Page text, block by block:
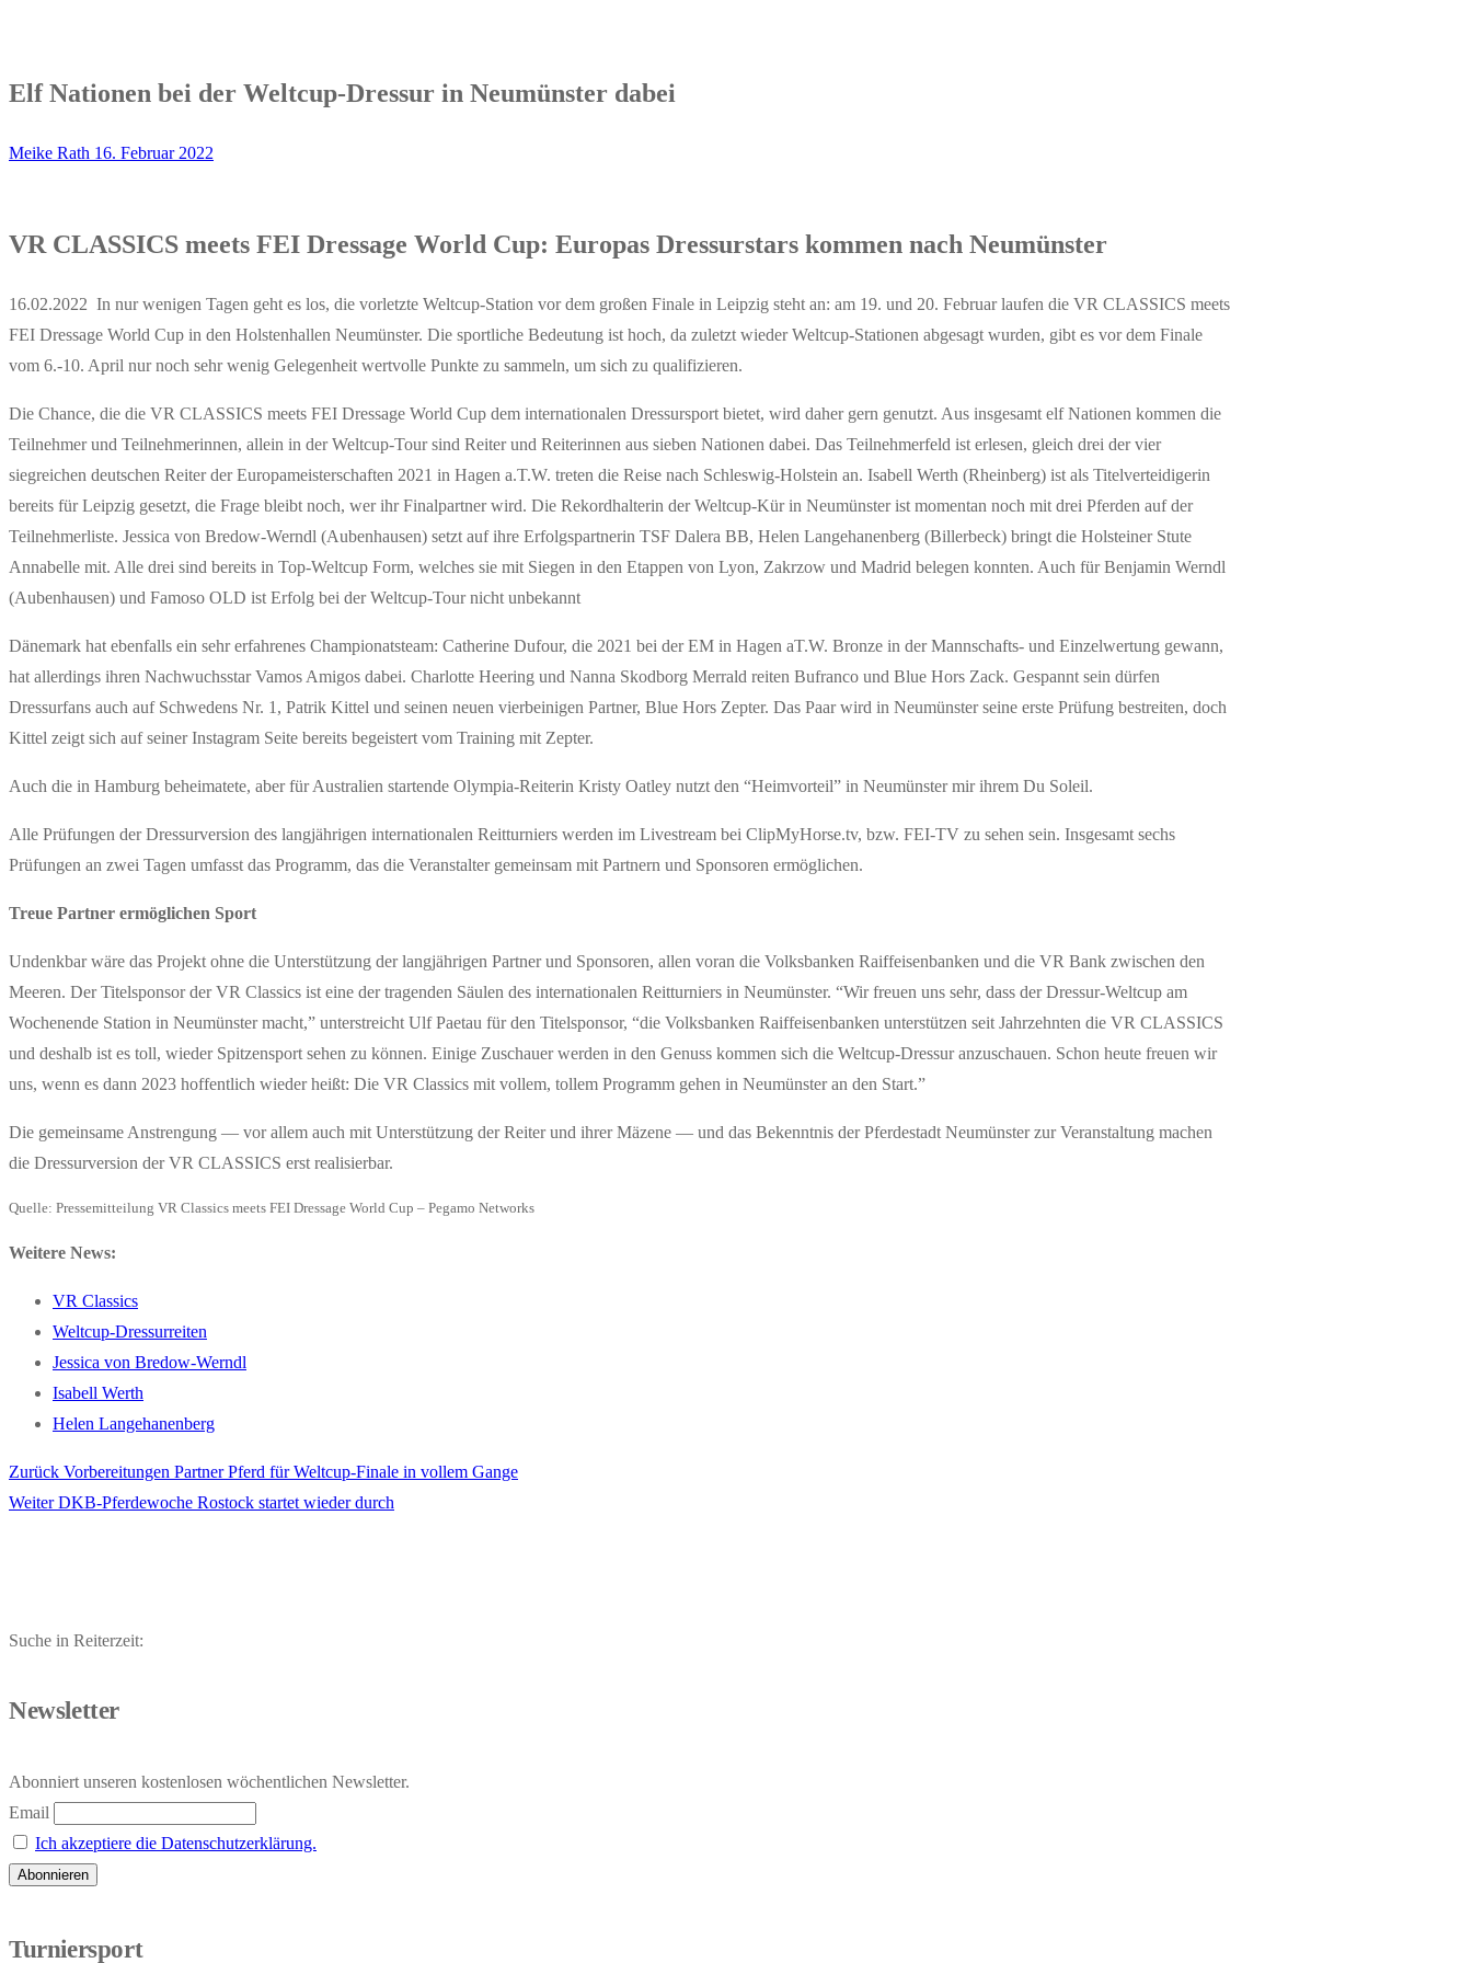
Elf Nationen bei der Weltcup-Dressur in Neumünster dabei
Meike Rath 16. Februar 2022
VR CLASSICS meets FEI Dressage World Cup: Europas Dressurstars kommen nach Neumünster
16.02.2022 In nur wenigen Tagen geht es los, die vorletzte Weltcup-Station vor dem großen Finale in Leipzig steht an: am 19. und 20. Februar laufen die VR CLASSICS meets
FEI Dressage World Cup in den Holstenhallen Neumünster. Die sportliche Bedeutung ist hoch, da zuletzt wieder Weltcup-Stationen abgesagt wurden, gibt es vor dem Finale
vom 6.-10. April nur noch sehr wenig Gelegenheit wertvolle Punkte zu sammeln, um sich zu qualifizieren.
Die Chance, die die VR CLASSICS meets FEI Dressage World Cup dem internationalen Dressursport bietet, wird daher gern genutzt. Aus insgesamt elf Nationen kommen die
Teilnehmer und Teilnehmerinnen, allein in der Weltcup-Tour sind Reiter und Reiterinnen aus sieben Nationen dabei. Das Teilnehmerfeld ist erlesen, gleich drei der vier
siegreichen deutschen Reiter der Europameisterschaften 2021 in Hagen a.T.W. treten die Reise nach Schleswig-Holstein an. Isabell Werth (Rheinberg) ist als Titelverteidigerin
bereits für Leipzig gesetzt, die Frage bleibt noch, wer ihr Finalpartner wird. Die Rekordhalterin der Weltcup-Kür in Neumünster ist momentan noch mit drei Pferden auf der
Teilnehmerliste. Jessica von Bredow-Werndl (Aubenhausen) setzt auf ihre Erfolgspartnerin TSF Dalera BB, Helen Langehanenberg (Billerbeck) bringt die Holsteiner Stute
Annabelle mit. Alle drei sind bereits in Top-Weltcup Form, welches sie mit Siegen in den Etappen von Lyon, Zakrzow und Madrid belegen konnten. Auch für Benjamin Werndl
(Aubenhausen) und Famoso OLD ist Erfolg bei der Weltcup-Tour nicht unbekannt
Dänemark hat ebenfalls ein sehr erfahrenes Championatsteam: Catherine Dufour, die 2021 bei der EM in Hagen aT.W. Bronze in der Mannschafts- und Einzelwertung gewann,
hat allerdings ihren Nachwuchsstar Vamos Amigos dabei. Charlotte Heering und Nanna Skodborg Merrald reiten Bufranco und Blue Hors Zack. Gespannt sein dürfen
Dressurfans auch auf Schwedens Nr. 1, Patrik Kittel und seinen neuen vierbeinigen Partner, Blue Hors Zepter. Das Paar wird in Neumünster seine erste Prüfung bestreiten, doch
Kittel zeigt sich auf seiner Instagram Seite bereits begeistert vom Training mit Zepter.
Auch die in Hamburg beheimatete, aber für Australien startende Olympia-Reiterin Kristy Oatley nutzt den “Heimvorteil” in Neumünster mir ihrem Du Soleil.
Alle Prüfungen der Dressurversion des langjährigen internationalen Reitturniers werden im Livestream bei ClipMyHorse.tv, bzw. FEI-TV zu sehen sein. Insgesamt sechs
Prüfungen an zwei Tagen umfasst das Programm, das die Veranstalter gemeinsam mit Partnern und Sponsoren ermöglichen.
Treue Partner ermöglichen Sport
Undenkbar wäre das Projekt ohne die Unterstützung der langjährigen Partner und Sponsoren, allen voran die Volksbanken Raiffeisenbanken und die VR Bank zwischen den
Meeren. Der Titelsponsor der VR Classics ist eine der tragenden Säulen des internationalen Reitturniers in Neumünster. “Wir freuen uns sehr, dass der Dressur-Weltcup am
Wochenende Station in Neumünster macht,” unterstreicht Ulf Paetau für den Titelsponsor, “die Volksbanken Raiffeisenbanken unterstützen seit Jahrzehnten die VR CLASSICS
und deshalb ist es toll, wieder Spitzensport sehen zu können. Einige Zuschauer werden in den Genuss kommen sich die Weltcup-Dressur anzuschauen. Schon heute freuen wir
uns, wenn es dann 2023 hoffentlich wieder heißt: Die VR Classics mit vollem, tollem Programm gehen in Neumünster an den Start.”
Die gemeinsame Anstrengung — vor allem auch mit Unterstützung der Reiter und ihrer Mäzene — und das Bekenntnis der Pferdestadt Neumünster zur Veranstaltung machen
die Dressurversion der VR CLASSICS erst realisierbar.
Quelle: Pressemitteilung VR Classics meets FEI Dressage World Cup – Pegamo Networks
Weitere News:
VR Classics
Weltcup-Dressurreiten
Jessica von Bredow-Werndl
Isabell Werth
Helen Langehanenberg
Beitragsnavigation
Zurück Vorheriger
Beitrag:
Vorbereitungen Partner Pferd für Weltcup-Finale in vollem Gange
Weiter Nächster
DKB-Pferdewoche Rostock startet wieder durch
Suche in Reiterzeit:
Newsletter
Abonniert unseren kostenlosen wöchentlichen Newsletter.
Email
Ich akzeptiere die Datenschutzerklärung.
Turniersport